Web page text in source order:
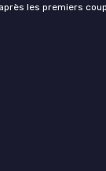
les premiers